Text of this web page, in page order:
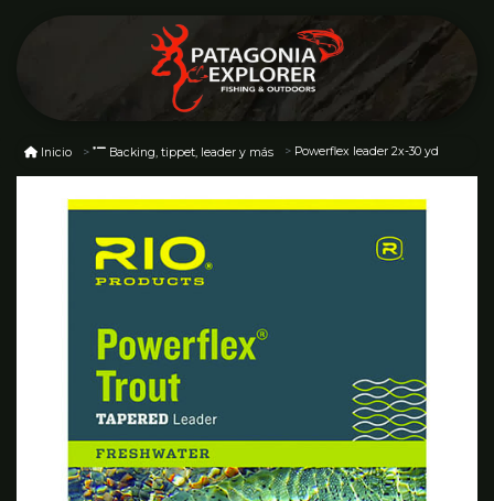
Inicio Backing, tippet, leader y más Powerflex leader 2x-30 yd